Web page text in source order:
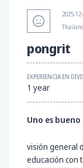
2025-
pongrit
EXPERIENCIA EN
1 year
Uno es bueno
visión general
educación con